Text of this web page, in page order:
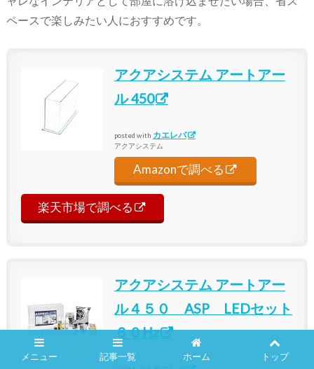
ペースで楽しみたい人におすすめです。
アクアシステム アートアー
ル 450
posted with カエレバ
アクアシステム
Amazonで調べる
楽天市場で調べる
アクアシステム アートアー
ル４５０ ASP LEDセット
６０Hz
メニュー 記事一覧 ホーム トップ